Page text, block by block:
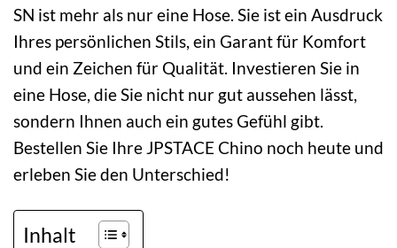
SN ist mehr als nur eine Hose. Sie ist ein Ausdruck
Ihres persönlichen Stils, ein Garant für Komfort
und ein Zeichen für Qualität. Investieren Sie in
eine Hose, die Sie nicht nur gut aussehen lässt,
sondern Ihnen auch ein gutes Gefühl gibt.
Bestellen Sie Ihre JPSTACE Chino noch heute und
erleben Sie den Unterschied!
Inhalt